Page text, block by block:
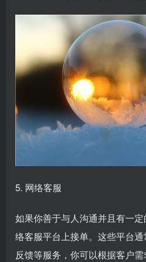
5. 网络客服
如果你善于与人沟通并且有一
络客服平台上接单。这些平台通
反馈等服务，你可以根据客户